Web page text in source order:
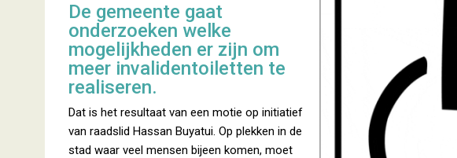
De gemeente gaat
onderzoeken welke
mogelijkheden er zijn om
meer invalidentoiletten te
realiseren.
Dat is het resultaat van een motie op initiatief
van raadslid Hassan Buyatui. Op plekken in de
stad waar veel mensen bijeen komen, moet